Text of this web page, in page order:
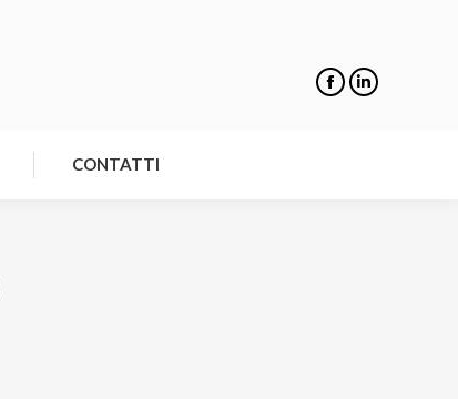
CONTATTI